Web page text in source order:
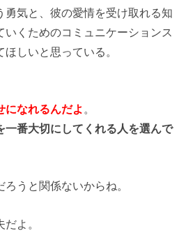
勇気と、彼の愛情を受け取れる知
いくためのコミュニケーションス
しいと思っている。
になれるんだよ 。
一番大切にしてくれる人を選んで
うと関係ないからね。
よ。